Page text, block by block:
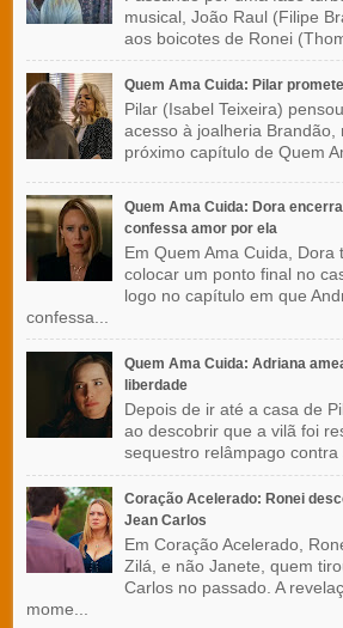
musical, João Raul (Filipe
aos boicotes de Ronei
Quem Ama Cuida: Pilar
Pilar (Isabel Teixeira)
acesso à joalheria Brandão,
próximo capítulo de Quem
Quem Ama Cuida: Dora
confessa amor por ela
Em Quem Ama Cuida, Dora
colocar um ponto final no
logo no capítulo em que
confessa...
Quem Ama Cuida: Adriana
liberdade
Depois de ir até a casa de
ao descobrir que a vilã foi
sequestro relâmpago contra
Coração Acelerado: Ronei
Jean Carlos
Em Coração Acelerado,
Zilá, e não Janete, quem
Carlos no passado. A
mome...